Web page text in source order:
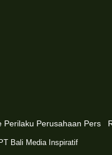
Perilaku Perusahaan Pers
Bali Media Inspiratif